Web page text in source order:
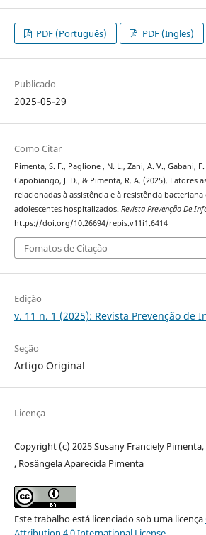
PDF (Português) PDF (Ingles)
Publicado
2025-05-29
Como Citar
Pimenta, S. F., Paglione , N. L., Zani, A. V., Gabani,
Capobiango, J. D., & Pimenta, R. A. (2025). Fatores
relacionadas à assistência e à resistência bacteriana
adolescentes hospitalizados. Revista Prevenção De
https://doi.org/10.26694/repis.v11i1.6414
Fomatos de Citação
Edição
v. 11 n. 1 (2025): Revista Prevenção de
Seção
Artigo Original
Licença
Copyright (c) 2025 Susany Franciely
, Rosângela Aparecida Pimenta
Este trabalho está licenciado sob uma licença